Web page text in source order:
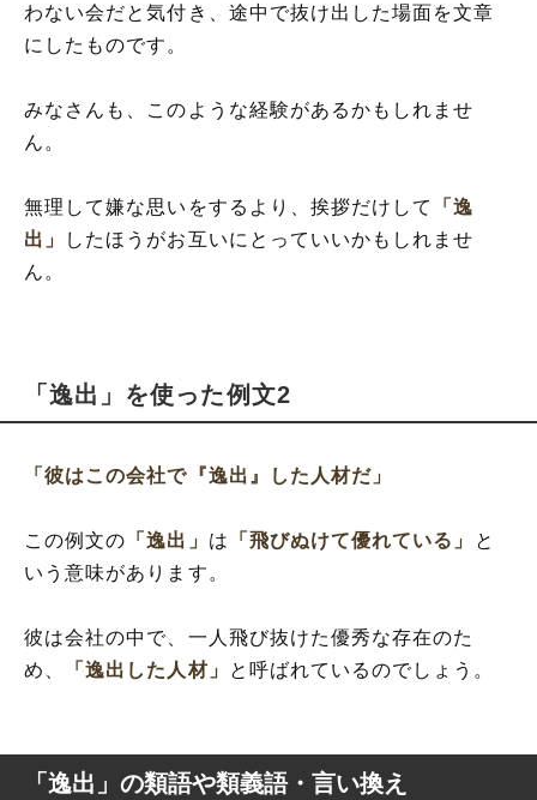
わない会だと気付き、途中で抜け出した場面を文章
にしたものです。
みなさんも、このような経験があるかもしれませ
ん。
無理して嫌な思いをするより、挨拶だけして
「逸
出」
したほうがお互いにとっていいかもしれませ
ん。
「逸出」を使った例文2
「彼はこの会社で『逸出』した人材だ」
この例文の 「逸出」 は 「飛びぬけて優れている」
と
いう意味があります。
彼は会社の中で、一人飛び抜けた優秀な存在のた
め、
「逸出した人材」 と呼ばれているのでしょう。
「逸出」の類語や類義語・言い換え